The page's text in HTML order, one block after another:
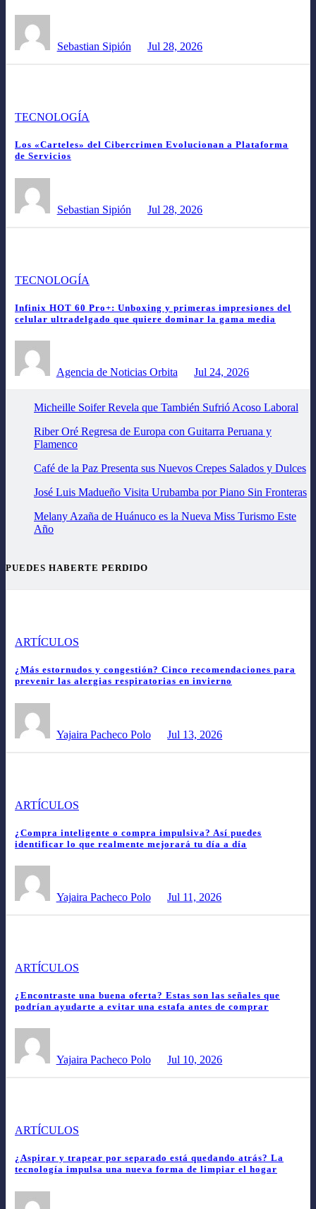
Sebastian Sipión Jul 28, 2026
TECNOLOGÍA
Los «Carteles» del Cibercrimen Evolucionan a Plataforma
de Servicios
Sebastian Sipión Jul 28, 2026
TECNOLOGÍA
Infinix HOT 60 Pro+: Unboxing y primeras impresiones del
celular ultradelgado que quiere dominar la gama media
Agencia de Noticias Orbita Jul 24, 2026
Micheille Soifer Revela que También Sufrió Acoso Laboral
Riber Oré Regresa de Europa con Guitarra Peruana y
Flamenco
Café de la Paz Presenta sus Nuevos Crepes Salados y Dulces
José Luis Madueño Visita Urubamba por Piano Sin Fronteras
Melany Azaña de Huánuco es la Nueva Miss Turismo Este
Año
PUEDES HABERTE PERDIDO
ARTÍCULOS
¿Más estornudos y congestión? Cinco recomendaciones para
prevenir las alergias respiratorias en invierno
Yajaira Pacheco Polo Jul 13, 2026
ARTÍCULOS
¿Compra inteligente o compra impulsiva? Así puedes
identificar lo que realmente mejorará tu día a día
Yajaira Pacheco Polo Jul 11, 2026
ARTÍCULOS
¿Encontraste una buena oferta? Estas son las señales que
podrían ayudarte a evitar una estafa antes de comprar
Yajaira Pacheco Polo Jul 10, 2026
ARTÍCULOS
¿Aspirar y trapear por separado está quedando atrás? La
tecnología impulsa una nueva forma de limpiar el hogar